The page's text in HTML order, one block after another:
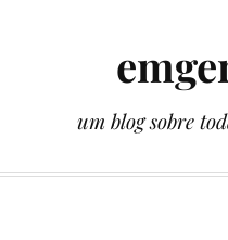
um blog sobre